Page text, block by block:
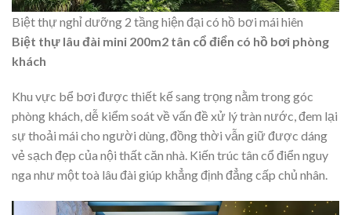
Biệt thự nghỉ dưỡng 2 tầng hiện đại có hồ bơi mái hiên
Biệt thự lâu đài mini 200m2 tân cổ điển có hồ bơi phòng
khách
Khu vực bể bơi được thiết kế sang trọng nằm trong góc
phòng khách, dễ kiểm soát về vấn đề xử lý tràn nước, đem lại
sự thoải mái cho người dùng, đồng thời vẫn giữ được dáng
vẻ sạch đẹp của nội thất căn nhà. Kiến trúc tân cổ điển nguy
nga như một toà lâu đài giúp khẳng định đẳng cấp chủ nhân.